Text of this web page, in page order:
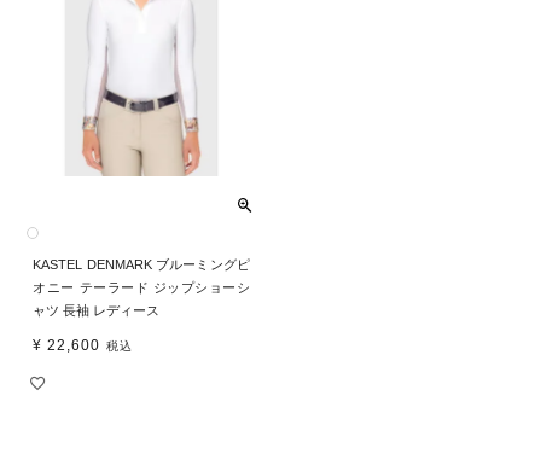
KASTEL DENMARK ブルーミングピ
オニー テーラード ジップショーシ
ャツ 長袖 レディース
¥ 22,600 税込